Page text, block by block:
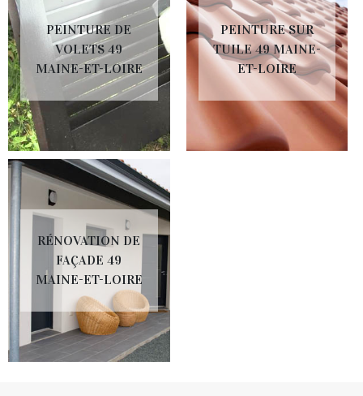
PEINTURE DE
VOLETS 49
MAINE-ET-LOIRE
PEINTURE SUR
TUILE 49 MAINE-
ET-LOIRE
RÉNOVATION DE
FAÇADE 49
MAINE-ET-LOIRE